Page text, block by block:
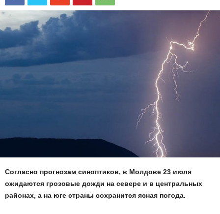
Согласно прогнозам синоптиков, в Молдове 23 июля
ожидаются грозовые дожди на севере и в центральных
районах, а на юге страны сохранится ясная погода.